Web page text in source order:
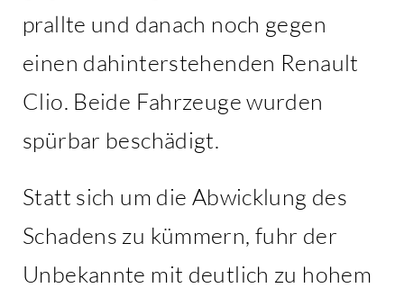
prallte und danach noch gegen
einen dahinterstehenden Renault
Clio. Beide Fahrzeuge wurden
spürbar beschädigt.
Statt sich um die Abwicklung des
Schadens zu kümmern, fuhr der
Unbekannte mit deutlich zu hohem